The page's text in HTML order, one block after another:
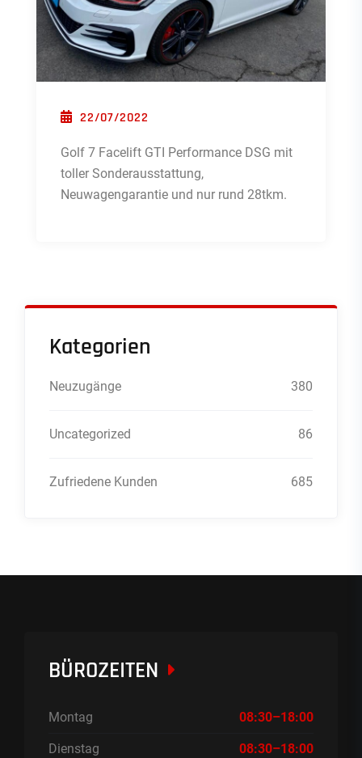
POSTED ON
22/07/2022
Golf 7 Facelift GTI Performance DSG mit
toller Sonderausstattung,
Neuwagengarantie und nur rund 28tkm.
Kategorien
Neuzugänge 380
Uncategorized 86
Zufriedene Kunden 685
BÜROZEITEN
Montag 08:30–18:00
Dienstag 08:30–18:00